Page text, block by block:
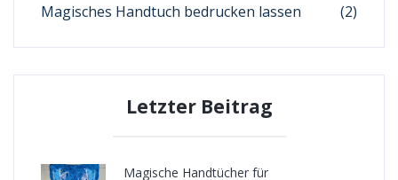
Magisches Handtuch bedrucken lassen
(2)
Letzter Beitrag
Magische Handtücher für